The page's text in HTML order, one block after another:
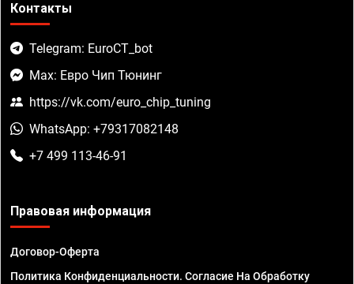
Контакты
Telegram: EuroCT_bot
Max: Евро Чип Тюнинг
https://vk.com/euro_chip_tuning
WhatsApp: +79317082148
+7 499 113-46-91
Правовая информация
Договор-Оферта
Политика Конфиденциальности. Согласие На Обработку